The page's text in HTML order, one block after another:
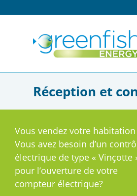
Réception et
Vous vendez votre habitation
Vous avez besoin d’un
électrique de type « Vinçotte
pour l’ouverture de votre
compteur électrique?